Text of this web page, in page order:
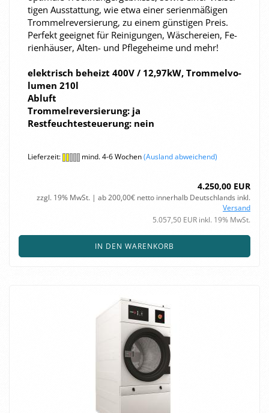
ti­gen Aus­stat­tung, wie etwa einer se­ri­en­mä­ßi­gen
Trom­mel­re­ver­sie­rung, zu einem güns­ti­gen Preis.
Per­fekt ge­eig­net für Rei­ni­gun­gen, Wä­sche­rei­en, Fe­
ri­en­häu­ser, Alten-​ und Pfle­ge­hei­me und mehr!
elek­trisch be­heizt 400V / 12,97kW, Trom­mel­vo­
lu­men 210l
Ab­luft
Trom­mel­re­ver­sie­rung: ja
Rest­feuch­te­steue­rung: nein
Lieferzeit: mind. 4-6 Wochen(Ausland abweichend)
4.250,00 EUR
zzgl. 19% MwSt. | ab 200,00€ netto innerhalb Deutschlands inkl.
Versand
5.057,50 EUR inkl. 19% MwSt.
IN DEN WARENKORB